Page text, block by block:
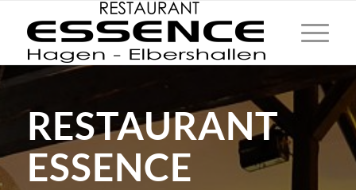
RESTAURANT
ESSENCE